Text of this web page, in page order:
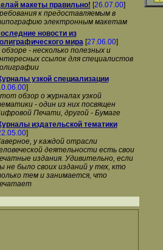
макеты правильно! [26.07.00]
к предоставляемым в
электронным макетам
новости из
мира[27.06.00]
обзоре - несколько полезных и
ссылок для специалистов
узкой специализации
]
обзор о журналах узкой
- один из них посвящен
Печати, другой - Бумаге
издательской тематики
]
у каждой отрасли
деятельности есть свои
издания. Удивительно, если
не было своих изданий у тех, кто
тем и занимается, что